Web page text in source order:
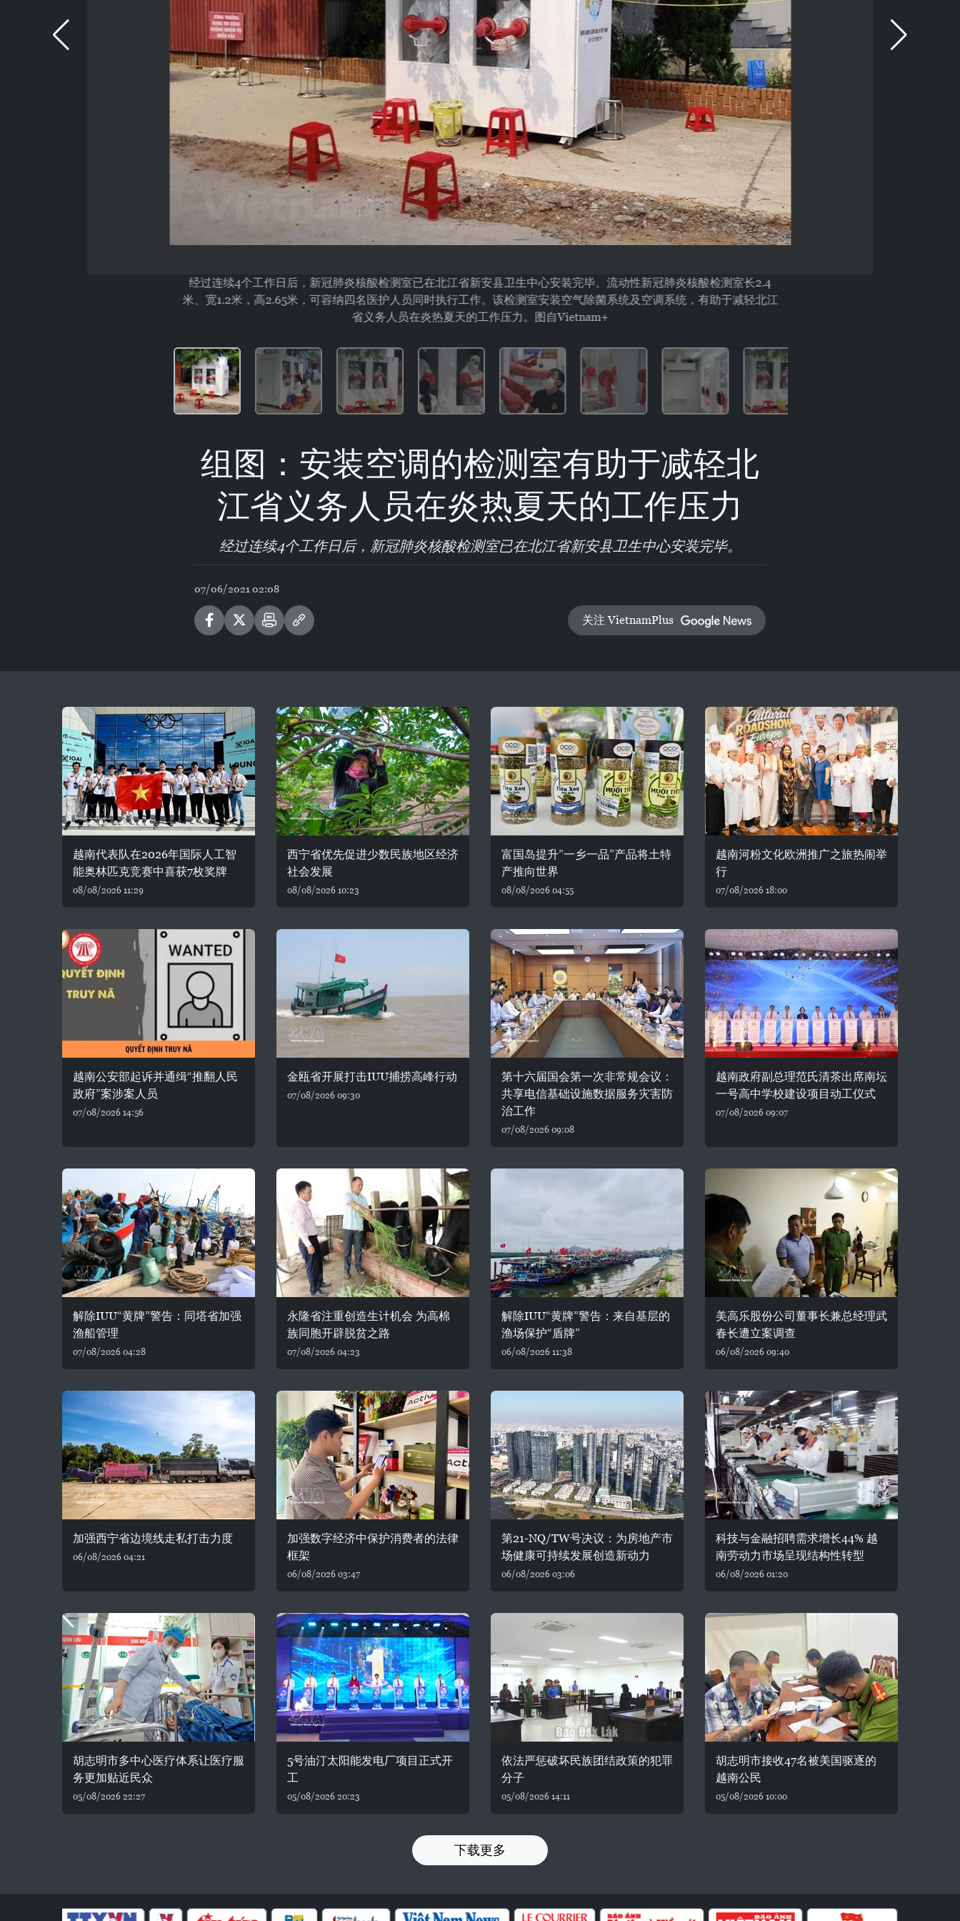
经过连续4个工作日后，新冠肺炎核酸检测室已在北江省新安县卫生中心安装完毕。流动性新冠肺炎核酸检测室长2.4
米、宽1.2米，高2.65米，可容纳四名医护人员同时执行工作。该检测室安装空气除菌系统及空调系统，有助于减轻北江
省义务人员在炎热夏天的工作压力。图自Vietnam+
组图：安装空调的检测室有助于减轻北
江省义务人员在炎热夏天的工作压力
经过连续4个工作日后，新冠肺炎核酸检测室已在北江省新安县卫生中心安装完毕。
07/06/2021 02:08
关注 VietnamPlus
越南代表队在2026年国际人工智
能奥林匹克竞赛中喜获7枚奖牌
08/08/2026 11:29
西宁省优先促进少数民族地区经济
社会发展
08/08/2026 10:23
富国岛提升”一乡一品”产品将土特
产推向世界
08/08/2026 04:55
越南河粉文化欧洲推广之旅热闹举
行
07/08/2026 18:00
越南公安部起诉并通缉“推翻人民
政府”案涉案人员
07/08/2026 14:56
金瓯省开展打击IUU捕捞高峰行动
07/08/2026 09:30
第十六届国会第一次非常规会议：
共享电信基础设施数据服务灾害防
治工作
07/08/2026 09:08
越南政府副总理范氏清茶出席南坛
一号高中学校建设项目动工仪式
07/08/2026 09:07
解除IUU“黄牌”警告：同塔省加强
渔船管理
07/08/2026 04:28
永隆省注重创造生计机会 为高棉
族同胞开辟脱贫之路
07/08/2026 04:23
解除IUU“黄牌”警告：来自基层的
渔场保护“盾牌”
06/08/2026 11:38
美高乐股份公司董事长兼总经理武
春长遭立案调查
06/08/2026 09:40
加强西宁省边境线走私打击力度
06/08/2026 04:21
加强数字经济中保护消费者的法律
框架
06/08/2026 03:47
第21-NQ/TW号决议：为房地产市
场健康可持续发展创造新动力
06/08/2026 03:06
科技与金融招聘需求增长44% 越
南劳动力市场呈现结构性转型
06/08/2026 01:20
胡志明市多中心医疗体系让医疗服
务更加贴近民众
05/08/2026 22:27
5号油汀太阳能发电厂项目正式开
工
05/08/2026 20:23
依法严惩破坏民族团结政策的犯罪
分子
05/08/2026 14:11
胡志明市接收47名被美国驱逐的
越南公民
05/08/2026 10:00
下载更多